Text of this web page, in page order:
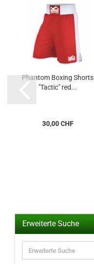
Phantom Boxing Shorts
"Tactic" red...
30,00 CHF
Erweiterte Suche
Suche